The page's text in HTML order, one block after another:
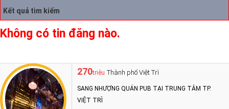
Kết quả tìm kiếm
Không có tin đăng nào.
270triệu Thành phố Việt Trì
SANG NHƯỢNG QUÁN PUB TẠI TRUNG TÂM TP.
VIỆT TRÌ